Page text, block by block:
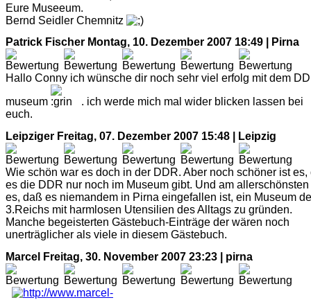
Eure Museeum.
Bernd Seidler Chemnitz
Patrick Fischer Montag, 10. Dezember 2007 18:49 | Pirna
Hallo Conny ich wünsche dir noch sehr viel erfolg mit dem
museum
. ich werde mich mal wider blicken lassen bei
euch.
Leipziger Freitag, 07. Dezember 2007 15:48 | Leipzig
Wie schön war es doch in der DDR. Aber noch schöner ist es,
es die DDR nur noch im Museum gibt. Und am allerschönsten
es, daß es niemandem in Pirna eingefallen ist, ein Museum
3.Reichs mit harmlosen Utensilien des Alltags zu gründen.
Manche begeisterten Gästebuch-Einträge der wären noch
unerträglicher als viele in diesem Gästebuch.
Marcel
Freitag, 30. November 2007 23:23 | pirna